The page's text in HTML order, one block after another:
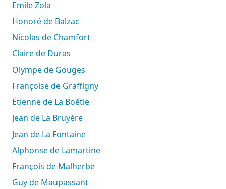
Emile Zola
Honoré de Balzac
Nicolas de Chamfort
Claire de Duras
Olympe de Gouges
Françoise de Graffigny
Étienne de La Boétie
Jean de La Bruyère
Jean de La Fontaine
Alphonse de Lamartine
François de Malherbe
Guy de Maupassant